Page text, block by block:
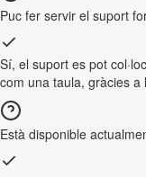
Puc fer servir el suport
Sí, el suport es pot
com una taula, gràcies a
Està disponible